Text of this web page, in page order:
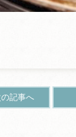
の記事へ